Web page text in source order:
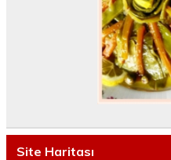
Site Haritası